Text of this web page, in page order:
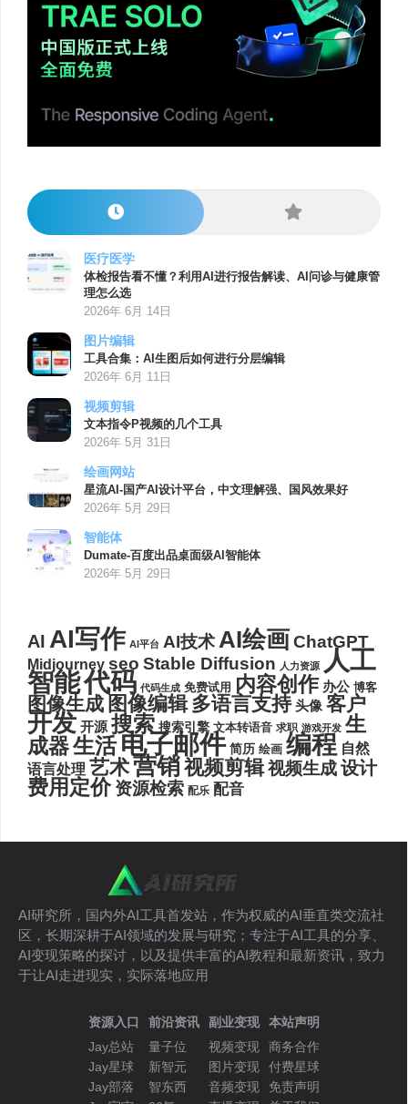
医疗医学
体检报告看不懂？利用AI进行报告解读、AI问诊与健康管
理怎么选
2026年 6月 14日
图片编辑
工具合集：AI生图后如何进行分层编辑
2026年 6月 11日
视频剪辑
文本指令P视频的几个工具
2026年 5月 31日
绘画网站
星流AI-国产AI设计平台，中文理解强、国风效果好
2026年 5月 29日
智能体
Dumate-百度出品桌面级AI智能体
2026年 5月 29日
AI AI写作 AI平台 AI技术AI绘画ChatGPT
Midjourney seo Stable Diffusion 人力资源 人工
智能代码 代码生成 免费试用 内容创作 办公 博客
图像生成 图像编辑 多语言支持 头像 客户
开发 开源 搜索 搜索引擎 文本转语音 求职 游戏开发 生
成器生活电子邮件 简历 绘画 编程 自然
语言处理 艺术营销视频剪辑视频生成设计
费用定价 资源检索 配乐 配音
AI研究所，国内外AI工具首发站，作为权威的AI垂直类交流社
区，长期深耕于AI领域的发展与研究；专注于AI工具的分享、
AI变现策略的探讨，以及提供丰富的AI教程和最新资讯，致力
于让AI走进现实，实际落地应用
资源入口
Jay总站
Jay星球
Jay部落
前沿资讯
量子位
新智元
智东西
副业变现
视频变现
图片变现
音频变现
本站声明
商务合作
付费星球
免责声明